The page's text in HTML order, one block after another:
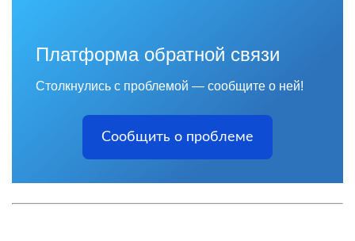
Платформа обратной связи
Столкнулись с проблемой — сообщите о ней!
Сообщить о проблеме